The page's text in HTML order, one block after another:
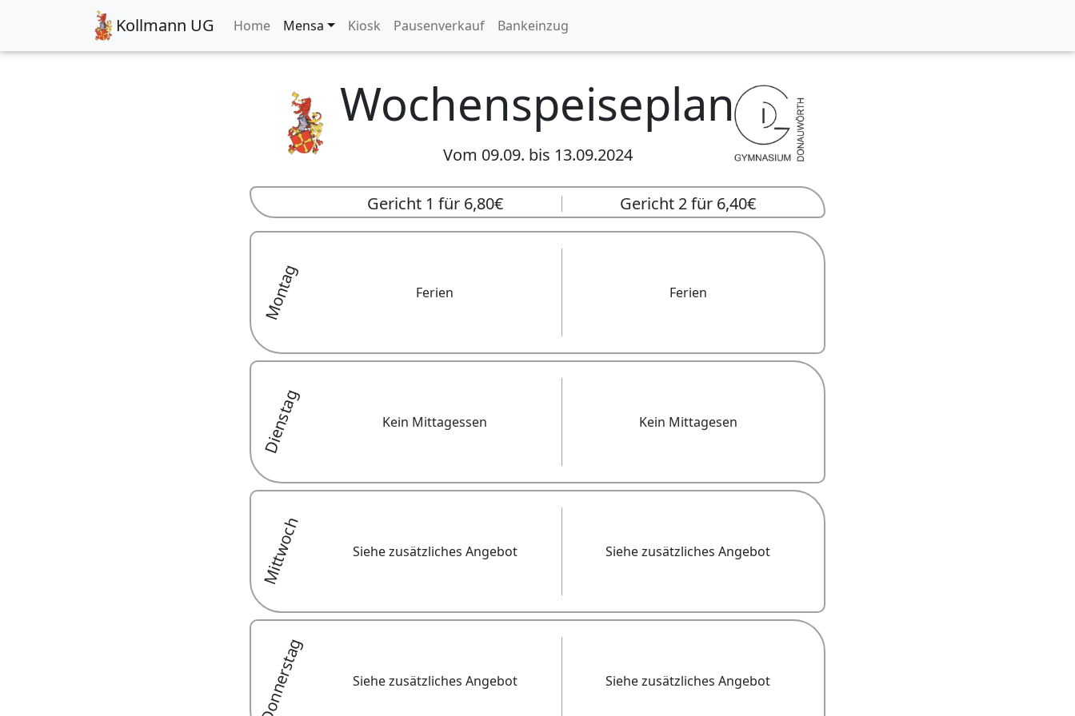
Kollmann UG Home Mensa Kiosk Pausenverkauf Bankeinzug
Wochenspeiseplan
Vom 09.09. bis 13.09.2024
Gericht 1 für 6,80€ Gericht 2 für 6,40€
Montag Ferien Ferien
Dienstag Kein Mittagessen Kein Mittagesen
Mittwoch Siehe zusätzliches Angebot Siehe zusätzliches Angebot
Donnerstag Siehe zusätzliches Angebot Siehe zusätzliches Angebot